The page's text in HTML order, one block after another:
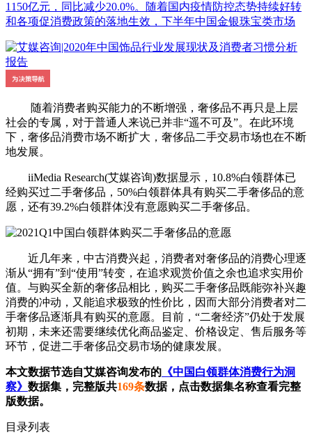
1150亿元，同比减少20.0%。随着国内疫情防控态势持续好转
和各项促消费政策的落地生效，下半年中国金银珠宝类市场
随着消费者购买能力的不断增强，奢侈品不再只是上层
社会的专属，对于普通人来说已并非“遥不可及”。在此环境
下，奢侈品消费市场不断扩大，奢侈品二手交易市场也在不断
地发展。
iiMedia Research(艾媒咨询)数据显示，10.8%白领群体已
经购买过二手奢侈品，50%白领群体具有购买二手奢侈品的意
愿，还有39.2%白领群体没有意愿购买二手奢侈品。
近几年来，中古消费兴起，消费者对奢侈品的消费心理逐
渐从“拥有”到“使用”转变，在追求观赏价值之余也追求实用价
值。与购买全新的奢侈品相比，购买二手奢侈品既能弥补兴趣
消费的冲动，又能追求极致的性价比，因而大部分消费者对二
手奢侈品逐渐具有购买的意愿。目前，“二奢经济”仍处于发展
初期，未来还需要继续优化商品鉴定、价格设定、售后服务等
环节，促进二手奢侈品交易市场的健康发展。
本文数据节选自艾媒咨询发布的 《中国白领群体消费行为洞
察》 数据集，完整版共169条数据，点击数据集名称查看完整
版数据。
目录列表